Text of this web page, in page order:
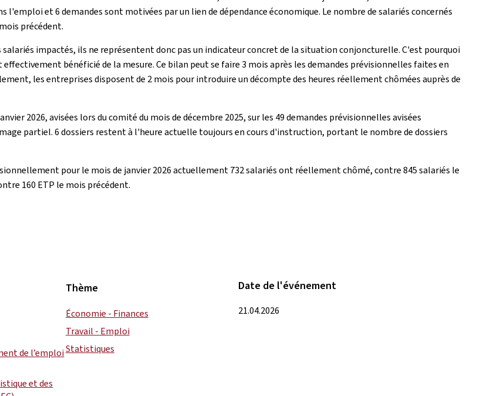
et 6 demandes sont motivées par un lien de dépendance économique. Le nombre de salariés concernés
précédent.
impactés, ils ne représentent donc pas un indicateur concret de la situation conjoncturelle. C'est pourquoi
bénéficié de la mesure. Ce bilan peut se faire 3 mois après les demandes prévisionnelles faites en
les entreprises disposent de 2 mois pour introduire un décompte des heures réellement chômées auprès de
2026, avisées lors du comité du mois de décembre 2025, sur les 49 demandes prévisionnelles avisées
partiel. 6 dossiers restent à l'heure actuelle toujours en cours d'instruction, portant le nombre de dossiers
pour le mois de janvier 2026 actuellement 732 salariés ont réellement chômé, contre 845 salariés le
160 ETP le mois précédent.
de l’emploi
et des
Thème
Économie - Finances
Travail - Emploi
Statistiques
Date de l'événement
21.04.2026